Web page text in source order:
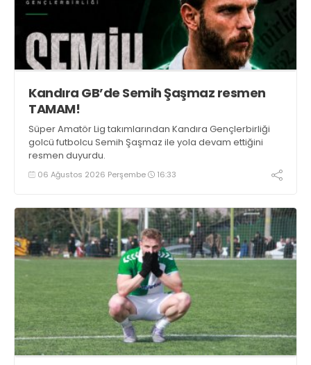
Kandıra GB’de Semih Şaşmaz resmen
TAMAM!
Süper Amatör Lig takımlarından Kandıra Gençlerbirliği
golcü futbolcu Semih Şaşmaz ile yola devam ettiğini
resmen duyurdu.
06 Ağustos 2026 Perşembe 16:33